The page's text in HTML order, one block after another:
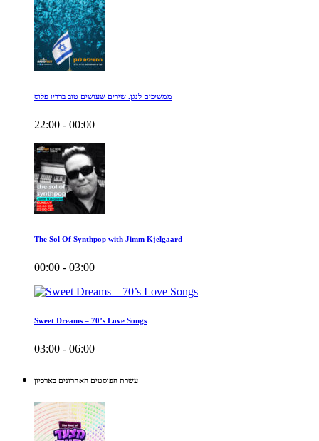
ממשיכים לנגן. שירים שעושים טוב ברדיו פלוס
22:00 - 00:00
The Sol Of Synthpop with Jimm Kjelgaard
00:00 - 03:00
Sweet Dreams – 70’s Love Songs
03:00 - 06:00
עשרת הפוסטים האחרונים בארכיון